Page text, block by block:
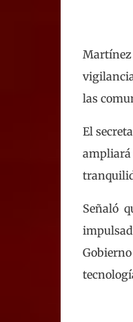
las
El
ampliará
Señaló